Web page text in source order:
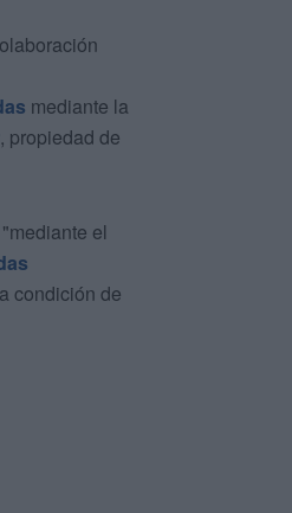
mediante la
, propiedad de
el
condición de